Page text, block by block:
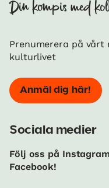
Din kompis med
Prenumerera på vårt
kulturlivet
Anmäl dig här!
Sociala medier
Följ oss på
Facebook!